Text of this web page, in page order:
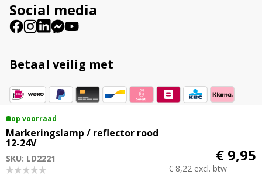
op voorraad
Markeringslamp / reflector rood
12-24V
SKU: LD2221 € 9,95
€ 8,22 excl. btw
Social media
Betaal veilig met
Vestigingsadres
Veenweg 23B 9561 TL Ter Apel